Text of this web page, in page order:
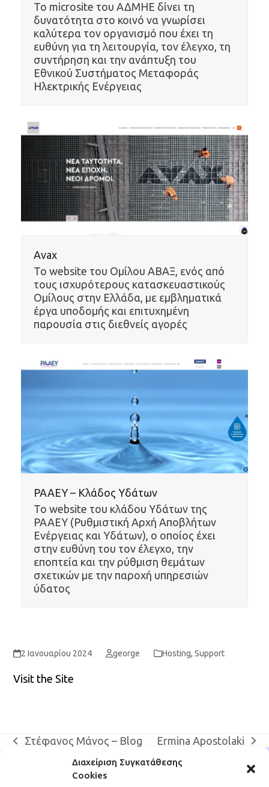
Διαχείριση Συγκατάθεσης
Cookies
Το microsite του ΑΔΜΗΕ δίνει τη
δυνατότητα στο κοινό να γνωρίσει
καλύτερα τον οργανισμό που έχει τη
ευθύνη για τη λειτουργία, τον έλεγχο, τη
συντήρηση και την ανάπτυξη του
Εθνικού Συστήματος Μεταφοράς
Ηλεκτρικής Ενέργειας
Avax
Το website του Ομίλου ΑΒΑΞ, ενός από
τους ισχυρότερους κατασκευαστικούς
Ομίλους στην Ελλάδα, με εμβληματικά
έργα υποδομής και επιτυχημένη
παρουσία στις διεθνείς αγορές
ΡΑΑΕΥ – Κλάδος Υδάτων
Το website του κλάδου Υδάτων της
ΡΑΑΕΥ (Ρυθμιστική Αρχή Αποβλήτων
Ενέργειας και Υδάτων), ο οποίος έχει
στην ευθύνη του τον έλεγχο, την
εποπτεία και την ρύθμιση θεμάτων
σχετικών με την παροχή υπηρεσιών
ύδατος
2 Ιανουαρίου 2024 george Hosting, Support
Visit the Site
previous
Στέφανος Μάνος – Blog
next
post:
Ermina Apostolaki